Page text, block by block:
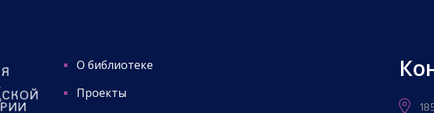
О библиотеке
Проекты